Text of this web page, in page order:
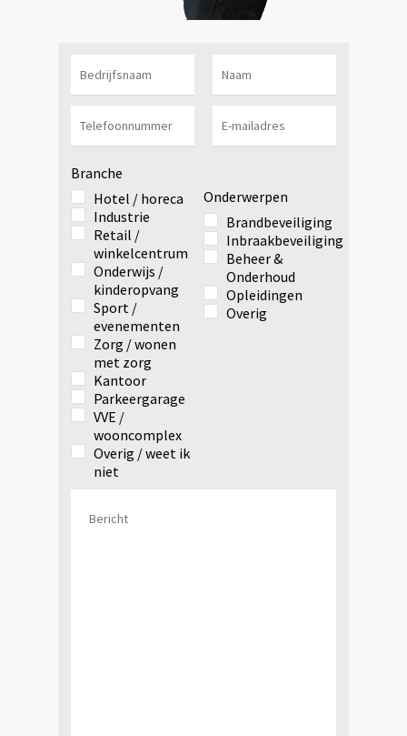
Branche
Hotel / horeca
Industrie
Retail /
winkelcentrum
Onderwijs /
kinderopvang
Sport /
evenementen
Zorg / wonen
met zorg
Kantoor
Parkeergarage
VVE /
wooncomplex
Overig / weet ik
niet
Onderwerpen
Brandbeveiliging
Inbraakbeveiliging
Beheer &
Onderhoud
Opleidingen
Overig